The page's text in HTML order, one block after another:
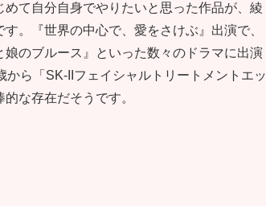
て自分自身でやりたいと思った作品が、綾
。『世界の中心で、愛をさけぶ』出演で、
のブルース』といった数々のドラマに出演
ら「SK-IIフェイシャルトリートメントエッ
な存在だそうです。